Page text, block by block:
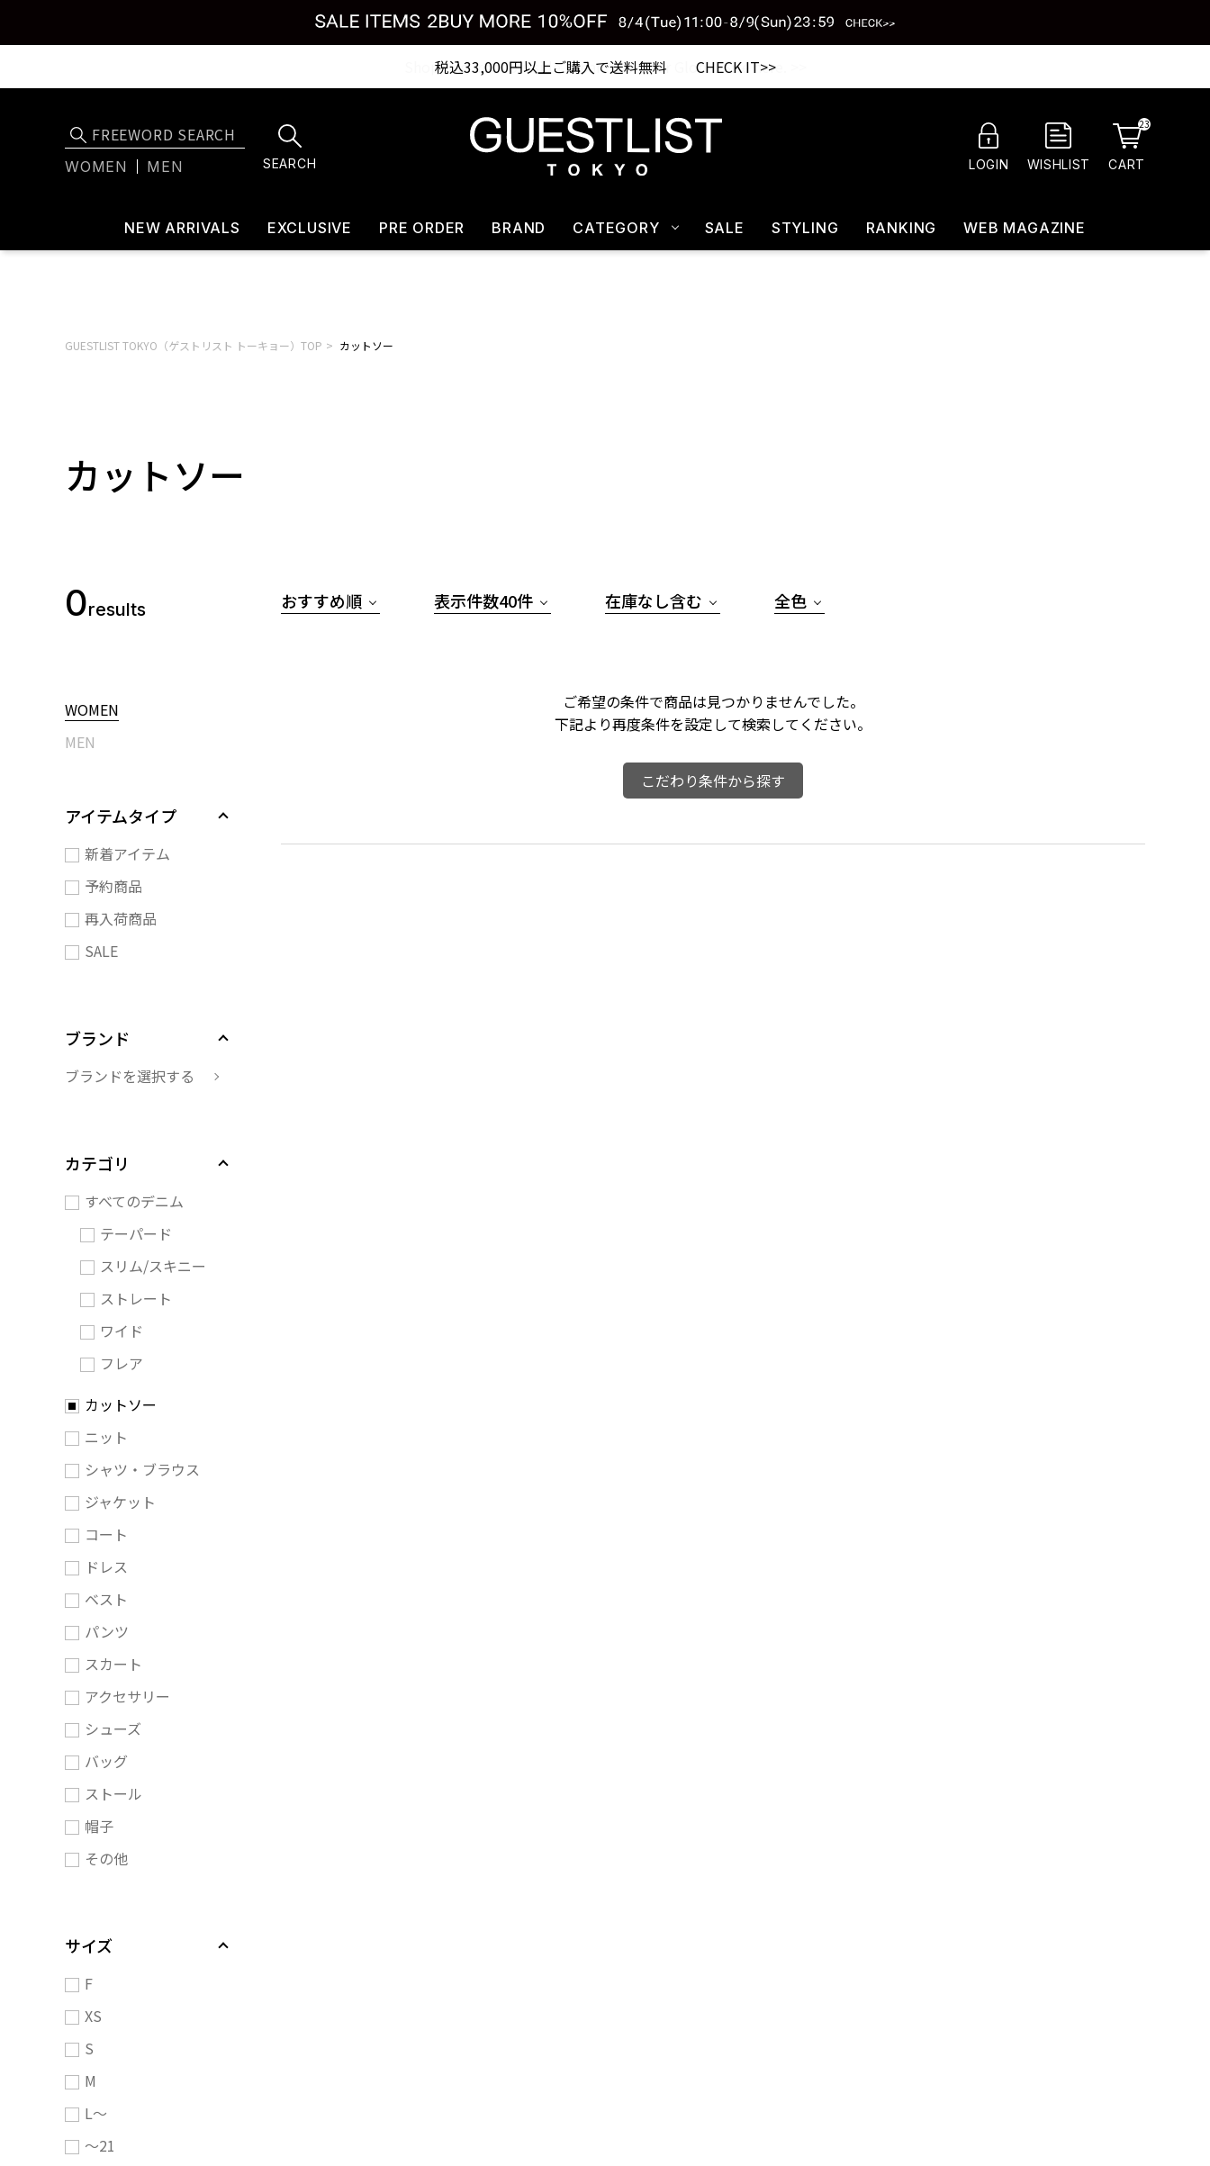
税込33,000円以上ご購入で送料無料 CHECK IT>>
WOMEN MEN SEARCH LOGIN WISHLIST CART
23
NEW ARRIVALS EXCLUSIVE PRE ORDER BRAND CATEGORY SALE STYLING RANKING WEB MAGAZINE
GUESTLIST TOKYO（ゲストリスト トーキョー）TOP カットソー
カットソー
0results
WOMEN
MEN
アイテムタイプ
新着アイテム
予約商品
再入荷商品
SALE
ブランド
ブランドを選択する
カテゴリ
すべてのデニム
テーパード
スリム/スキニー
ストレート
ワイド
フレア
カットソー
ニット
シャツ・ブラウス
ジャケット
コート
ドレス
ベスト
パンツ
スカート
アクセサリー
シューズ
バッグ
ストール
帽子
その他
サイズ
F
XS
S
M
L～
～21
おすすめ順 表示件数40件 在庫なし含む 全色
ご希望の条件で商品は見つかりませんでした。
下記より再度条件を設定して検索してください。
こだわり条件から探す